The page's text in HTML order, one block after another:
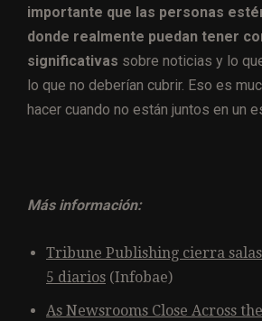
importante que las personas
donde realmente puedan tener
significativas sobre noticias y lo
lo que no deberían cubrir. Eso es
hacer cuando no están juntos en un
Más información:
Tribune Publishing cierra
5 diarios (Infobae)
As Newsrooms Close Across